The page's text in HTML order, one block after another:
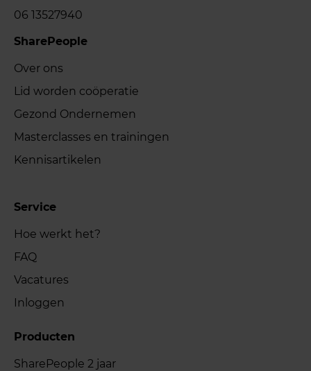
06 13527940
SharePeople
Over ons
Lid worden coöperatie
Gezond Ondernemen
Masterclasses en trainingen
Kennisartikelen
Service
Hoe werkt het?
FAQ
Vacatures
Inloggen
Producten
SharePeople 2 jaar